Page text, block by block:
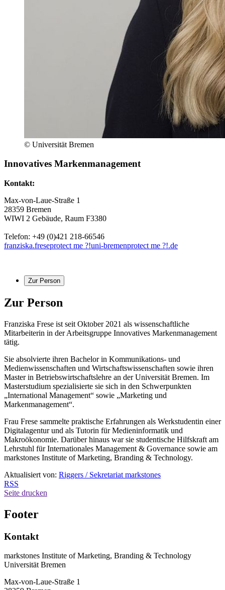
© Universität Bremen
Innovatives Markenmanagement
Kontakt:
Max-von-Laue-Straße 1
28359 Bremen
WIWI 2 Gebäude, Raum F3380
Telefon: +49 (0)421 218-66546
franziska.freseprotect me ?!uni-bremenprotect me ?!.de
Zur Person
Zur Person
Franziska Frese ist seit Oktober 2021 als wissenschaftliche
Mitarbeiterin in der Arbeitsgruppe Innovatives Markenmanagement
tätig.
Sie absolvierte ihren Bachelor in Kommunikations- und
Medienwissenschaften und Wirtschaftswissenschaften sowie ihren
Master in Betriebswirtschaftslehre an der Universität Bremen. Im
Masterstudium spezialisierte sie sich in den Schwerpunkten
„International Management“ sowie „Marketing und
Markenmanagement“.
Frau Frese sammelte praktische Erfahrungen als Werkstudentin einer
Digitalagentur und als Tutorin für Medieninformatik und
Makroökonomie. Darüber hinaus war sie studentische Hilfskraft am
Lehrstuhl für Internationales Management & Governance sowie am
markstones Institute of Marketing, Branding & Technology.
Aktualisiert von: Riggers / Sekretariat markstones
RSS
Seite drucken
Footer
Kontakt
markstones Institute of Marketing, Branding & Technology
Universität Bremen
Max-von-Laue-Straße 1